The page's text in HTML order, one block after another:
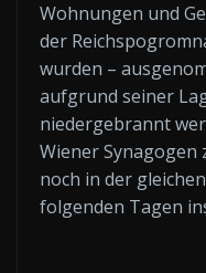
Wohnungen und
der
wurden –
aufgrund seiner
niedergebrannt
Wiener Synagogen
noch in der
folgenden Tagen